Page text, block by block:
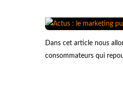
Dans cet article nous
consommateurs qui